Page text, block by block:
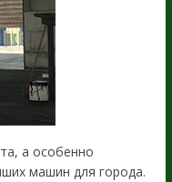
а особенно
машин для города.